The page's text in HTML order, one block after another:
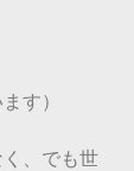
す）
、でも世